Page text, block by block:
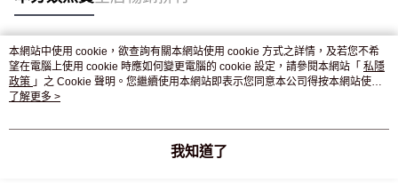
熱門標籤
熱銷排行
本網站中使用 cookie，欲查詢有關本網站使用 cookie 方式之詳情，及若您不希
望在電腦上使用 cookie 時應如何變更電腦的 cookie 設定，請參閱本網站「 私隱
政策 」之 Cookie 聲明。您繼續使用本網站即表示您同意本公司得按本網站使用
條款之 Cookie 聲明使用 cookie。
了解更多 >
我知道了